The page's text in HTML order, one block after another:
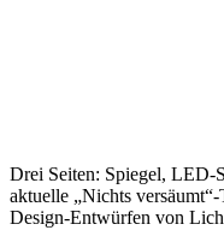
Drei Seiten: Spiegel, LED-
aktuelle „Nichts
Design-Entwürfen von